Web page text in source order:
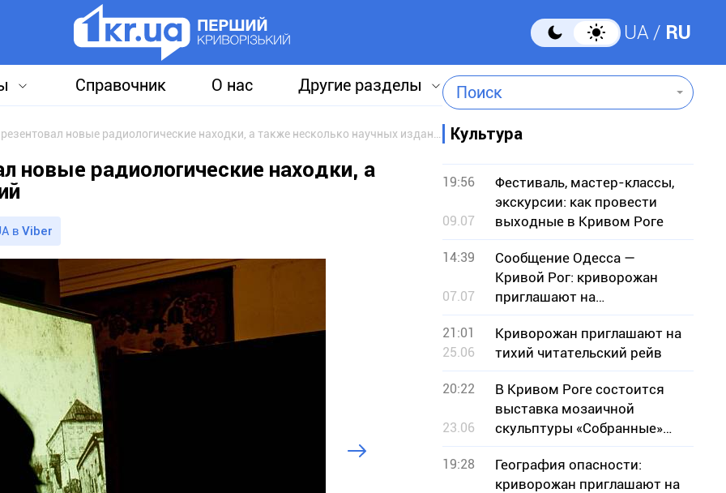
UA RU
Справочник О нас Другие разделы Поиск
новые радиологические находки, а
в Viber
Культура
19:56
09.07
Фестиваль, мастер-классы,
экскурсии: как провести
выходные в Кривом Роге
14:39
07.07
Сообщение Одесса —
Кривой Рог: криворожан
приглашают на
музыкальный вечер с
гостями из Одессы
21:01
25.06
Криворожан приглашают на
тихий читательский рейв
20:22
23.06
В Кривом Роге состоится
выставка мозаичной
скульптуры «Собранные»
местной художницы Ольги
Марченко
19:28
География опасности:
криворожан приглашают на